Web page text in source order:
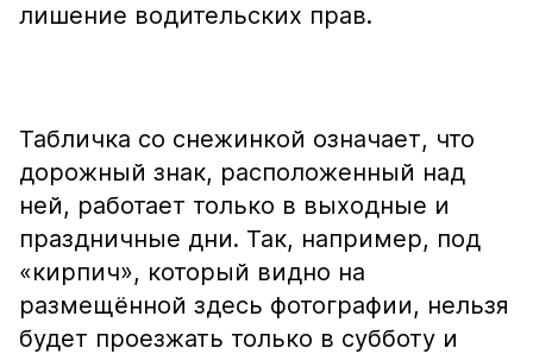
лишение водительских прав.
Табличка со снежинкой означает, что
дорожный знак, расположенный над
ней, работает только в выходные и
праздничные дни. Так, например, под
«кирпич», который видно на
размещённой здесь фотографии, нельзя
будет проезжать только в субботу и